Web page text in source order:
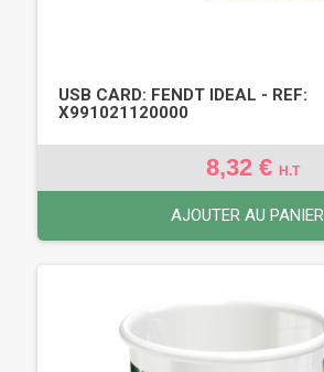
USB CARD: FENDT IDEAL - REF:
X991021120000
8,32 € H.T
AJOUTER AU PANIER